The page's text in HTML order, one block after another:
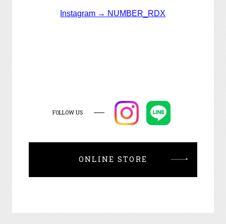
Instagram → NUMBER_RDX
FOLLOW US
ONLINE STORE